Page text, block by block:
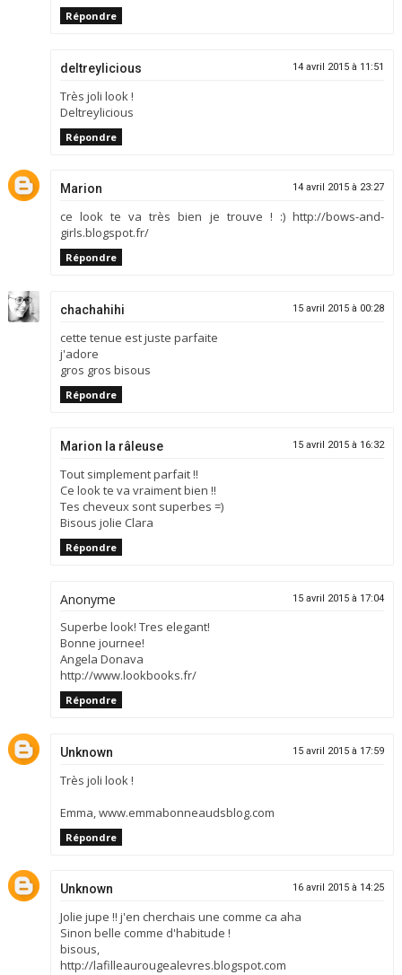
Répondre
deltreylicious 14 avril 2015 à 11:51
Très joli look !
Deltreylicious
Répondre
Marion 14 avril 2015 à 23:27
ce look te va très bien je trouve ! :) http://bows-and-
girls.blogspot.fr/
Répondre
chachahihi 15 avril 2015 à 00:28
cette tenue est juste parfaite
j'adore
gros gros bisous
Répondre
Marion la râleuse 15 avril 2015 à 16:32
Tout simplement parfait !!
Ce look te va vraiment bien !!
Tes cheveux sont superbes =)
Bisous jolie Clara
Répondre
Anonyme 15 avril 2015 à 17:04
Superbe look! Tres elegant!
Bonne journee!
Angela Donava
http://www.lookbooks.fr/
Répondre
Unknown 15 avril 2015 à 17:59
Très joli look !
Emma, www.emmabonneaudsblog.com
Répondre
Unknown 16 avril 2015 à 14:25
Jolie jupe !! j'en cherchais une comme ca aha
Sinon belle comme d'habitude !
bisous,
http://lafilleaurougealevres.blogspot.com